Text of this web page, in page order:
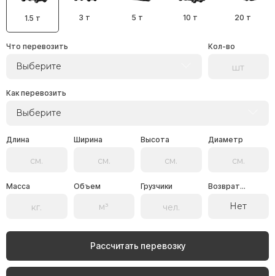
1.5 т 3 т 5 т 10 т 20 т
Что перевозить
Выберите
Кол-во
Как перевозить
Выберите
Длина Ширина Высота Диаметр
Масса Объем Грузчики Возврат...
Нет
Рассчитать перевозку